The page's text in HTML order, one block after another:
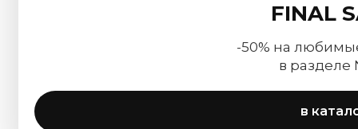
FINAL
-50% на
в разделе
в